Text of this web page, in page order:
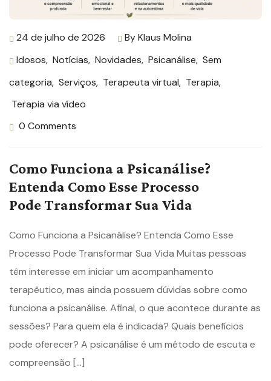
24 de julho de 2026 ByKlaus Molina
Idosos, Notícias, Novidades, Psicanálise, Sem
categoria, Serviços, Terapeuta virtual, Terapia,
Terapia via vídeo
0 Comments
Como Funciona a Psicanálise?
Entenda Como Esse Processo
Pode Transformar Sua Vida
Como Funciona a Psicanálise? Entenda Como Esse
Processo Pode Transformar Sua Vida Muitas pessoas
têm interesse em iniciar um acompanhamento
terapêutico, mas ainda possuem dúvidas sobre como
funciona a psicanálise. Afinal, o que acontece durante as
sessões? Para quem ela é indicada? Quais benefícios
pode oferecer? A psicanálise é um método de escuta e
compreensão […]